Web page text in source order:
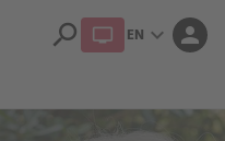
search EN expand_more person